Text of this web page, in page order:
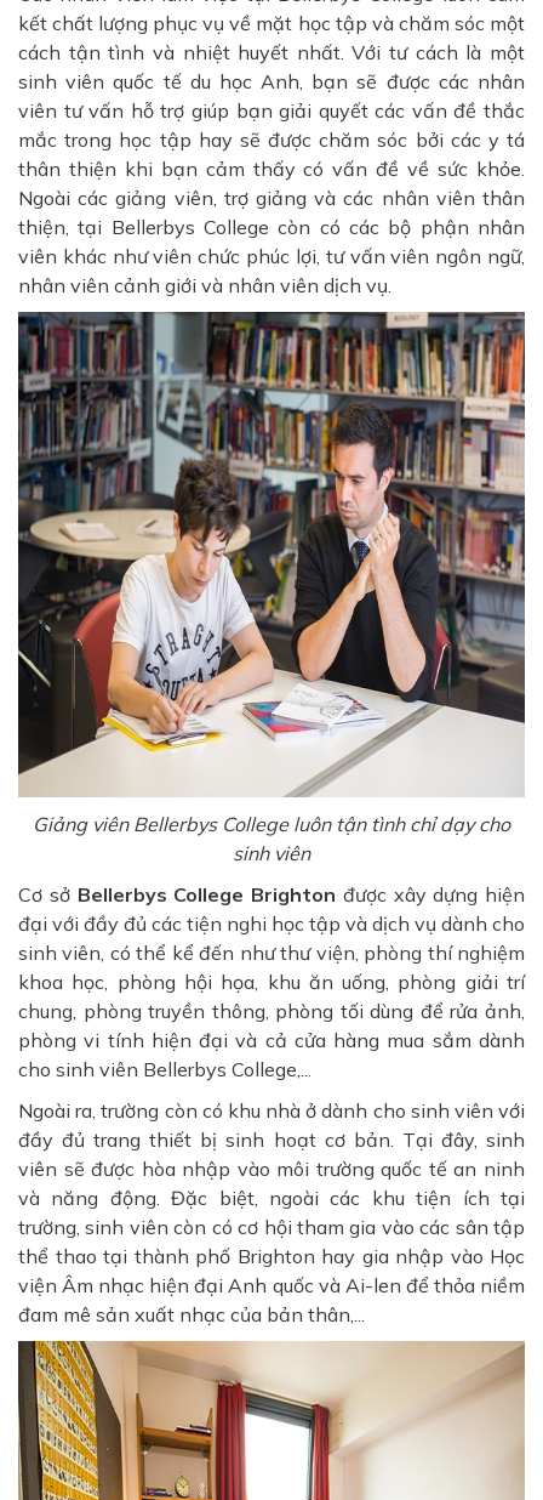
kết chất lượng phục vụ về mặt học tập và chăm sóc một
cách tận tình và nhiệt huyết nhất. Với tư cách là một
sinh viên quốc tế du học Anh, bạn sẽ được các nhân
viên tư vấn hỗ trợ giúp bạn giải quyết các vấn đề thắc
mắc trong học tập hay sẽ được chăm sóc bởi các y tá
thân thiện khi bạn cảm thấy có vấn đề về sức khỏe.
Ngoài các giảng viên, trợ giảng và các nhân viên thân
thiện, tại Bellerbys College còn có các bộ phận nhân
viên khác như viên chức phúc lợi, tư vấn viên ngôn ngữ,
nhân viên cảnh giới và nhân viên dịch vụ.
Giảng viên Bellerbys College luôn tận tình chỉ dạy cho
sinh viên
Cơ sởBellerbys College Brighton được xây dựng hiện
đại với đầy đủ các tiện nghi học tập và dịch vụ dành cho
sinh viên, có thể kể đến như thư viện, phòng thí nghiệm
khoa học, phòng hội họa, khu ăn uống, phòng giải trí
chung, phòng truyền thông, phòng tối dùng để rửa ảnh,
phòng vi tính hiện đại và cả cửa hàng mua sắm dành
cho sinh viên Bellerbys College,...
Ngoài ra, trường còn có khu nhà ở dành cho sinh viên với
đầy đủ trang thiết bị sinh hoạt cơ bản. Tại đây, sinh
viên sẽ được hòa nhập vào môi trường quốc tế an ninh
và năng động. Đặc biệt, ngoài các khu tiện ích tại
trường, sinh viên còn có cơ hội tham gia vào các sân tập
thể thao tại thành phố Brighton hay gia nhập vào Học
viện Âm nhạc hiện đại Anh quốc và Ai-len để thỏa niềm
đam mê sản xuất nhạc của bản thân,...